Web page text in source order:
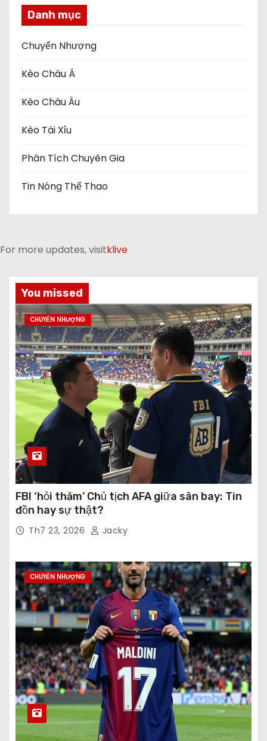
Danh mục
Chuyển Nhượng
Kèo Châu Á
Kèo Châu Âu
Kèo Tài Xỉu
Phân Tích Chuyên Gia
Tin Nóng Thể Thao
For more updates, visitklive
You missed
CHUYỂN NHƯỢNG
FBI ‘hỏi thăm’ Chủ tịch AFA giữa sân bay: Tin
đồn hay sự thật?
Th7 23, 2026 Jacky
CHUYỂN NHƯỢNG